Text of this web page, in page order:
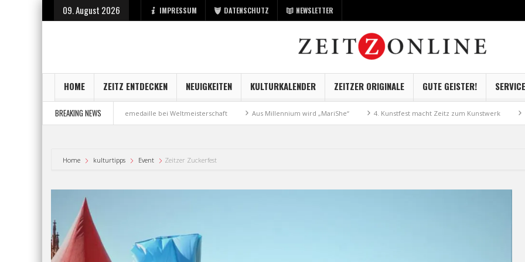
09. August 2026 IMPRESSUM DATENSCHUTZ NEWSLETTER
HOME ZEITZ ENTDECKEN NEUIGKEITEN KULTURKALENDER ZEITZER ORIGINALE GUTE GEISTER! SERVICE
BREAKING NEWS
Bronzemedaille bei Weltmeisterschaft Aus Millennium wird „MariShe“ 4. Kunstfest macht Zeitz zum Kunstwerk Museum
Home kulturtipps Event Zeitzer Zuckerfest